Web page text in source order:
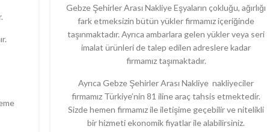
Gebze Şehirler Arası Nakliye Eşyaların çokluğu, ağırlığı
fark etmeksizin bütün yükler firmamız içeriğinde
taşınmaktadır. Ayrıca ambarlara gelen yükler veya seri
imalat ürünleri de talep edilen adreslere kadar
firmamız taşımaktadır.
Ayrıca Gebze Şehirler Arası Nakliye nakliyeciler
firmamız Türkiye’nin 81 iline araç tahsis etmektedir.
Sizde hemen firmamız ile iletişime geçebilir ve nitelikli
bir hizmeti ekonomik fiyatlar ile alabilirsiniz.